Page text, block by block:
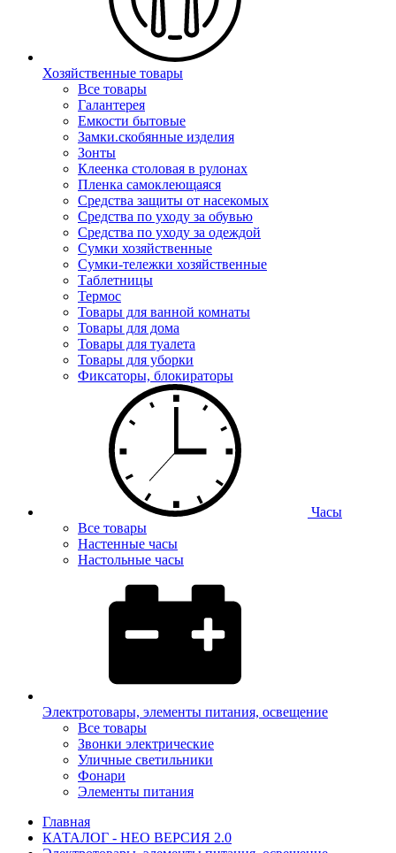
Хозяйственные товары
Все товары
Галантерея
Емкости бытовые
Замки.скобянные изделия
Зонты
Клеенка столовая в рулонах
Пленка самоклеющаяся
Средства защиты от насекомых
Средства по уходу за обувью
Средства по уходу за одеждой
Сумки хозяйственные
Сумки-тележки хозяйственные
Таблетницы
Термос
Товары для ванной комнаты
Товары для дома
Товары для туалета
Товары для уборки
Фиксаторы, блокираторы
Часы
Все товары
Настенные часы
Настольные часы
Электротовары, элементы питания, освещение
Все товары
Звонки электрические
Уличные светильники
Фонари
Элементы питания
Главная
КАТАЛОГ - НЕО ВЕРСИЯ 2.0